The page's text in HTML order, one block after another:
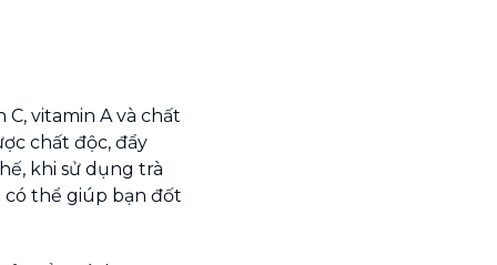
vitamin A và chất
chất độc, đẩy
khi sử dụng trà
thể giúp bạn đốt